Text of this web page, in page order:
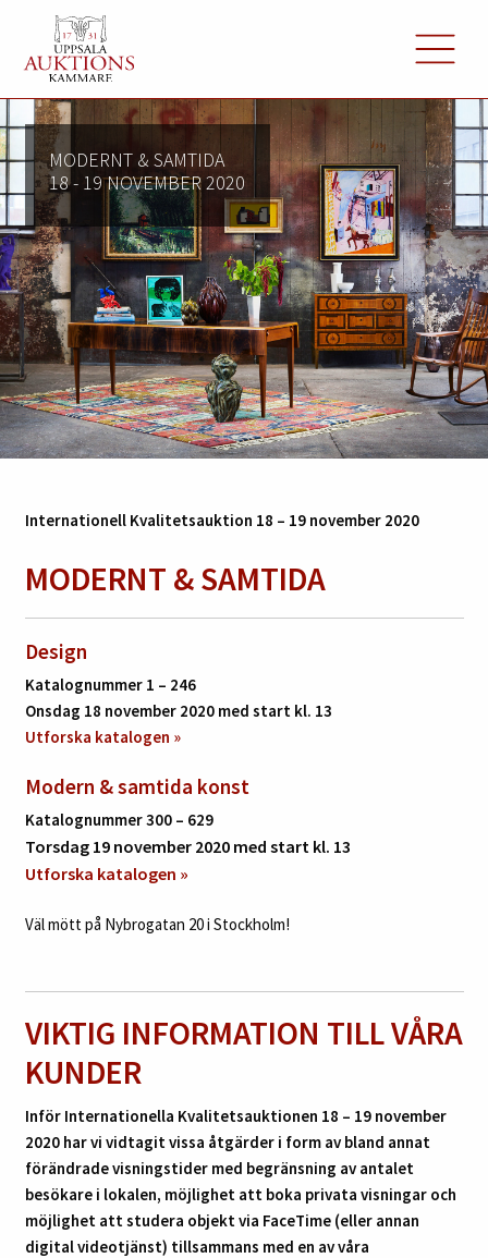
MODERNT & SAMTIDA
18 - 19 NOVEMBER 2020
Internationell Kvalitetsauktion 18 – 19 november 2020
MODERNT & SAMTIDA
Design
Katalognummer 1 – 246
Onsdag 18 november 2020 med start kl. 13
Utforska katalogen »
Modern & samtida konst
Katalognummer 300 – 629
Torsdag 19 november 2020 med start kl. 13
Utforska katalogen »
Väl mött på Nybrogatan 20 i Stockholm!
VIKTIG INFORMATION TILL VÅRA
KUNDER
Inför Internationella Kvalitetsauktionen 18 – 19 november
2020 har vi vidtagit vissa åtgärder i form av bland annat
förändrade visningstider med begränsning av antalet
besökare i lokalen, möjlighet att boka privata visningar och
möjlighet att studera objekt via FaceTime (eller annan
digital videotjänst) tillsammans med en av våra